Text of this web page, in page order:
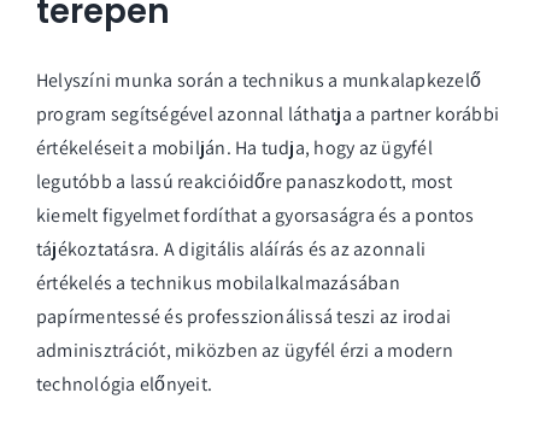
terepen
Helyszíni munka során a technikus a munkalapkezelő
program segítségével azonnal láthatja a partner korábbi
értékeléseit a mobilján. Ha tudja, hogy az ügyfél
legutóbb a lassú reakcióidőre panaszkodott, most
kiemelt figyelmet fordíthat a gyorsaságra és a pontos
tájékoztatásra. A digitális aláírás és az azonnali
értékelés a technikus mobilalkalmazásában
papírmentessé és professzionálissá teszi az irodai
adminisztrációt, miközben az ügyfél érzi a modern
technológia előnyeit.